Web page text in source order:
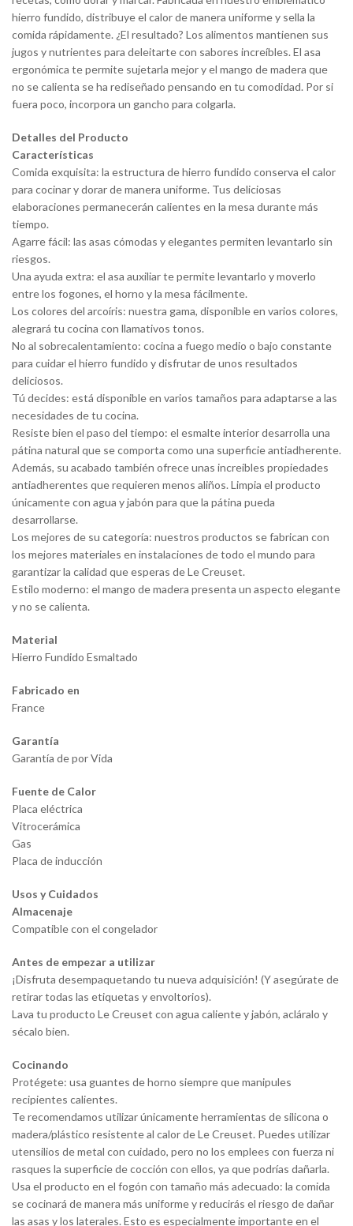
hierro fundido, distribuye el calor de manera uniforme y sella la
comida rápidamente. ¿El resultado? Los alimentos mantienen sus
jugos y nutrientes para deleitarte con sabores increíbles. El asa
ergonómica te permite sujetarla mejor y el mango de madera que
no se calienta se ha rediseñado pensando en tu comodidad. Por si
fuera poco, incorpora un gancho para colgarla.
Detalles del Producto
Características
Comida exquisita: la estructura de hierro fundido conserva el calor
para cocinar y dorar de manera uniforme. Tus deliciosas
elaboraciones permanecerán calientes en la mesa durante más
tiempo.
Agarre fácil: las asas cómodas y elegantes permiten levantarlo sin
riesgos.
Una ayuda extra: el asa auxiliar te permite levantarlo y moverlo
entre los fogones, el horno y la mesa fácilmente.
Los colores del arcoíris: nuestra gama, disponible en varios colores,
alegrará tu cocina con llamativos tonos.
No al sobrecalentamiento: cocina a fuego medio o bajo constante
para cuidar el hierro fundido y disfrutar de unos resultados
deliciosos.
Tú decides: está disponible en varios tamaños para adaptarse a las
necesidades de tu cocina.
Resiste bien el paso del tiempo: el esmalte interior desarrolla una
pátina natural que se comporta como una superficie antiadherente.
Además, su acabado también ofrece unas increíbles propiedades
antiadherentes que requieren menos aliños. Limpia el producto
únicamente con agua y jabón para que la pátina pueda
desarrollarse.
Los mejores de su categoría: nuestros productos se fabrican con
los mejores materiales en instalaciones de todo el mundo para
garantizar la calidad que esperas de Le Creuset.
Estilo moderno: el mango de madera presenta un aspecto elegante
y no se calienta.
Material
Hierro Fundido Esmaltado
Fabricado en
France
Garantía
Garantía de por Vida
Fuente de Calor
Placa eléctrica
Vitrocerámica
Gas
Placa de inducción
Usos y Cuidados
Almacenaje
Compatible con el congelador
Antes de empezar a utilizar
¡Disfruta desempaquetando tu nueva adquisición! (Y asegúrate de
retirar todas las etiquetas y envoltorios).
Lava tu producto Le Creuset con agua caliente y jabón, acláralo y
sécalo bien.
Cocinando
Protégete: usa guantes de horno siempre que manipules
recipientes calientes.
Te recomendamos utilizar únicamente herramientas de silicona o
madera/plástico resistente al calor de Le Creuset. Puedes utilizar
utensilios de metal con cuidado, pero no los emplees con fuerza ni
rasques la superficie de cocción con ellos, ya que podrías dañarla.
Usa el producto en el fogón con tamaño más adecuado: la comida
se cocinará de manera más uniforme y reducirás el riesgo de dañar
las asas y los laterales. Esto es especialmente importante en el